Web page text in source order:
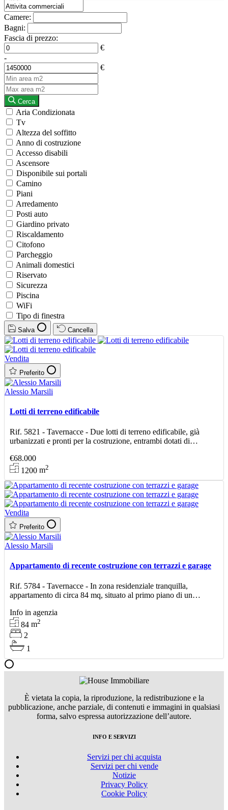
Camere:
Bagni:
Fascia di prezzo:
€
-
€
Cerca
Aria Condizionata
Tv
Altezza del soffitto
Anno di costruzione
Accesso disabili
Ascensore
Disponibile sui portali
Camino
Piani
Arredamento
Posti auto
Giardino privato
Riscaldamento
Citofono
Parcheggio
Animali domestici
Riservato
Sicurezza
Piscina
WiFi
Tipo di finestra
Salva Cancella
Vendita
Preferito
Alessio Marsili
Lotti di terreno edificabile
Rif. 5821 - Tavernacce - Due lotti di terreno edificabile, già
urbanizzati e pronti per la costruzione, entrambi dotati di
€68.000
1200m2
Vendita
Preferito
Alessio Marsili
Appartamento di recente costruzione con terrazzi e garage
Rif. 5784 - Tavernacce - In zona residenziale tranquilla,
appartamento di circa 84 mq, situato al primo piano di un
Info in agenzia
84m2
2
1
È vietata la copia, la riproduzione, la redistribuzione e la
pubblicazione, anche parziale, di contenuti e immagini in qualsiasi
forma, salvo espressa autorizzazione dell’autore.
INFO E SERVIZI
Servizi per chi acquista
Servizi per chi vende
Notizie
Privacy Policy
Cookie Policy